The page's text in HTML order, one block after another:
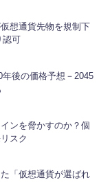
想通貨先物を規制下
可
年後の価格予想－2045
ンを脅かすのか？個
スク
「仮想通貨が選ばれ